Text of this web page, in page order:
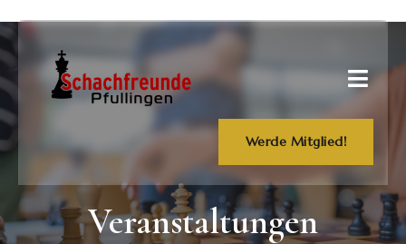
Werde Mitglied!
Veranstaltungen